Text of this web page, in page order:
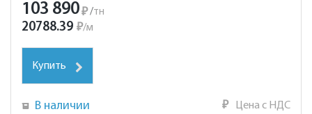
103 890₽ /тн
20788.39 ₽/м
Купить
В наличии ₽ Цена с НДС